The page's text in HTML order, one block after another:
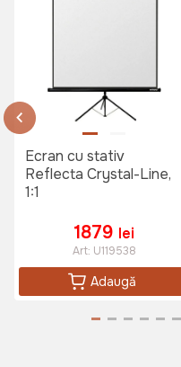
Ecran cu stativ
Reflecta Crystal-Line,
1:1
1879 lei
Art: U119538
Adaugă